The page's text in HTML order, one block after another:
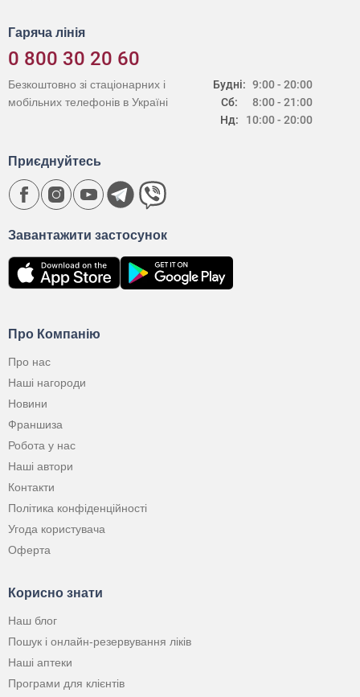
Гаряча лінія
0 800 30 20 60
Будні:
Сб:
Нд:
9:00 - 20:00
8:00 - 21:00
10:00 - 20:00
Безкоштовно зі стаціонарних і
мобільних телефонів в Україні
Про Компанію
Про нас
Наші нагороди
Новини
Франшиза
Робота у нас
Наші автори
Контакти
Політика конфіденційності
Угода користувача
Оферта
Корисно знати
Наш блог
Пошук і онлайн-резервування ліків
Наші аптеки
Програми для клієнтів
Завантажити застосунок
Приєднуйтесь